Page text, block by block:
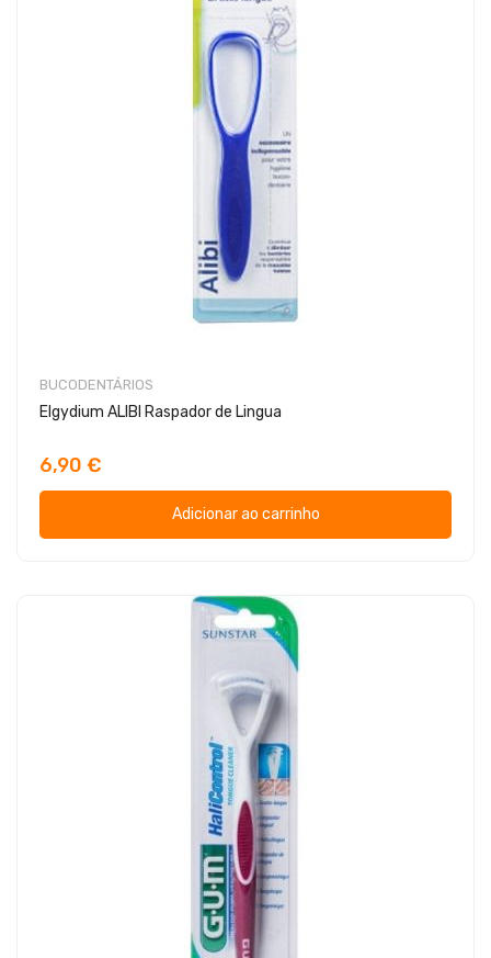
BUCODENTÁRIOS
Elgydium ALIBI Raspador de Lingua
6,90 €
Adicionar ao carrinho